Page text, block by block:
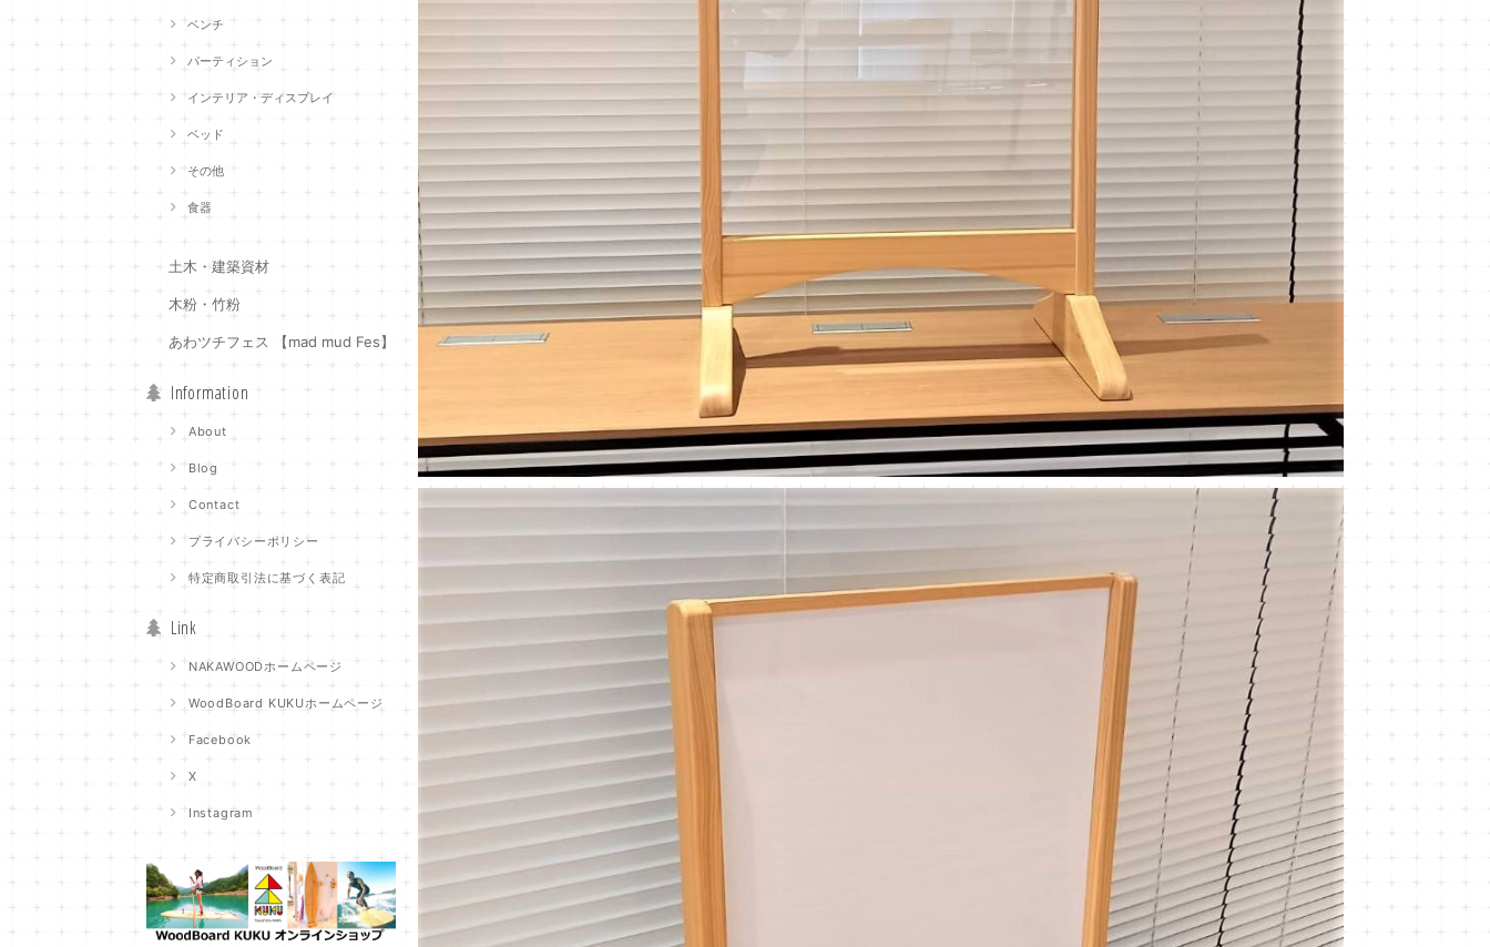
ベンチ
パーティション
インテリア・ディスプレイ
ベッド
その他
食器
土木・建築資材
木粉・竹粉
あわツチフェス 【mad mud Fes】
Information
About
Blog
Contact
プライバシーポリシー
特定商取引法に基づく表記
Link
NAKAWOODホームページ
WoodBoard KUKUホームページ
Facebook
X
Instagram